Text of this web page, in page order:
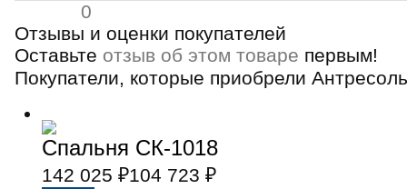
0
Отзывы и оценки покупателей
Оставьте отзыв об этом товаре первым!
Покупатели, которые приобрели
Спальня СК-1018
142 025 ₽104 723 ₽